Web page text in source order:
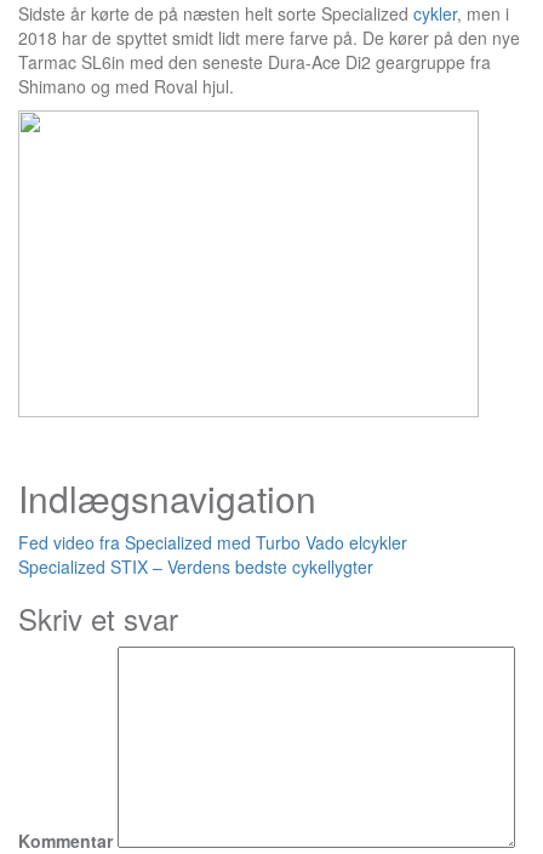
Sidste år kørte de på næsten helt sorte Specialized cykler, men i
2018 har de spyttet smidt lidt mere farve på. De kører på den nye
Tarmac SL6in med den seneste Dura-Ace Di2 geargruppe fra
Shimano og med Roval hjul.
Indlægsnavigation
Fed video fra Specialized med Turbo Vado elcykler
Specialized STIX – Verdens bedste cykellygter
Skriv et svar
Kommentar